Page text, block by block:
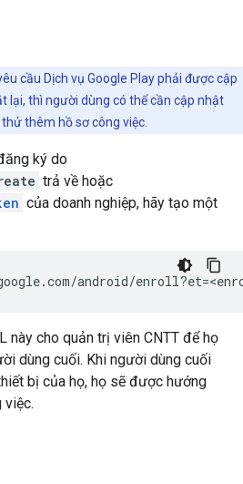
cầu Dịch vụ Google Play phải được cập
lại, thì người dùng có thể cần cập nhật
thêm hồ sơ công việc.
ký do
trả về hoặc
của doanh nghiệp, hãy tạo một
này cho quản trị viên CNTT để họ
dùng cuối. Khi người dùng cuối
bị của họ, họ sẽ được hướng
việc.